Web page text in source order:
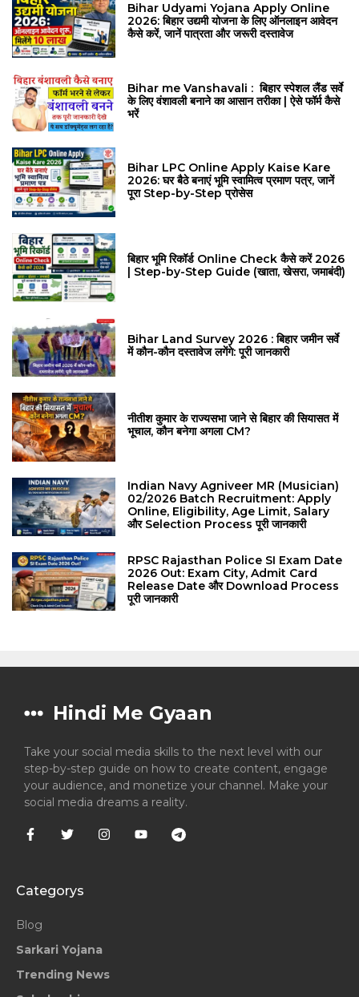
Bihar Udyami Yojana Apply Online
2026: बिहार उद्यमी योजना के लिए ऑनलाइन आवेदन
कैसे करें, जानें पात्रता और जरूरी दस्तावेज
Bihar me Vanshavali : बिहार स्पेशल लैंड सर्वे
के लिए वंशावली बनाने का आसान तरीका | ऐसे फॉर्म कैसे
भरें
Bihar LPC Online Apply Kaise Kare
2026: घर बैठे बनाएं भूमि स्वामित्व प्रमाण पत्र, जानें
पूरा Step-by-Step प्रोसेस
बिहार भूमि रिकॉर्ड Online Check कैसे करें 2026
| Step-by-Step Guide (खाता, खेसरा, जमाबंदी)
Bihar Land Survey 2026 : बिहार जमीन सर्वे
में कौन-कौन दस्तावेज लगेंगे: पूरी जानकारी
नीतीश कुमार के राज्यसभा जाने से बिहार की सियासत में
भूचाल, कौन बनेगा अगला CM?
Indian Navy Agniveer MR (Musician)
02/2026 Batch Recruitment: Apply
Online, Eligibility, Age Limit, Salary
और Selection Process पूरी जानकारी
RPSC Rajasthan Police SI Exam Date
2026 Out: Exam City, Admit Card
Release Date और Download Process
पूरी जानकारी
Hindi Me Gyaan
Take your social media skills to the next level with our
step-by-step guide on how to create content, engage
your audience, and monetize your channel. Make your
social media dreams a reality.
Categorys
Blog
Sarkari Yojana
Trending News